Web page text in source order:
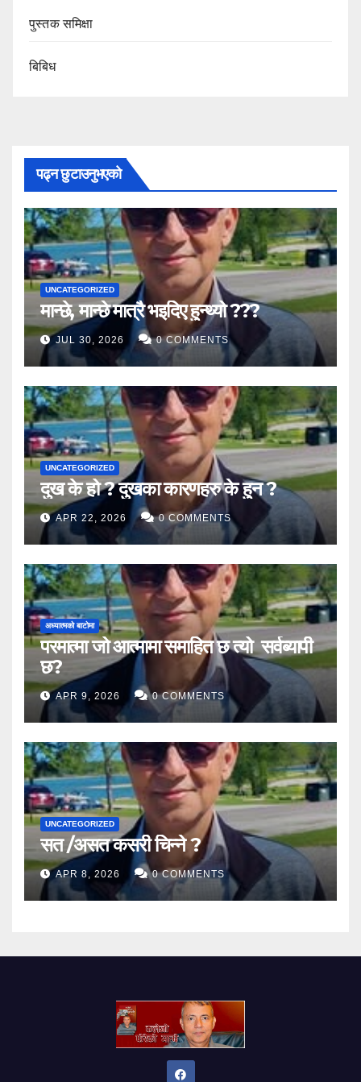
पुस्तक समिक्षा
बिबिध
पढ्न छुटाउनुभएको
UNCATEGORIZED
मान्छे, मान्छे मात्रै भइदिए हुन्थ्यो ???
JUL 30, 2026 0 COMMENTS
UNCATEGORIZED
दुख के हो ? दुखका कारणहरु के हुन ?
APR 22, 2026 0 COMMENTS
अध्यात्मको बाटोमा
परमात्मा जो आत्मामा समाहित छ त्यो सर्वब्यापी
छ?
APR 9, 2026 0 COMMENTS
UNCATEGORIZED
सत /असत कसरी चिन्ने ?
APR 8, 2026 0 COMMENTS